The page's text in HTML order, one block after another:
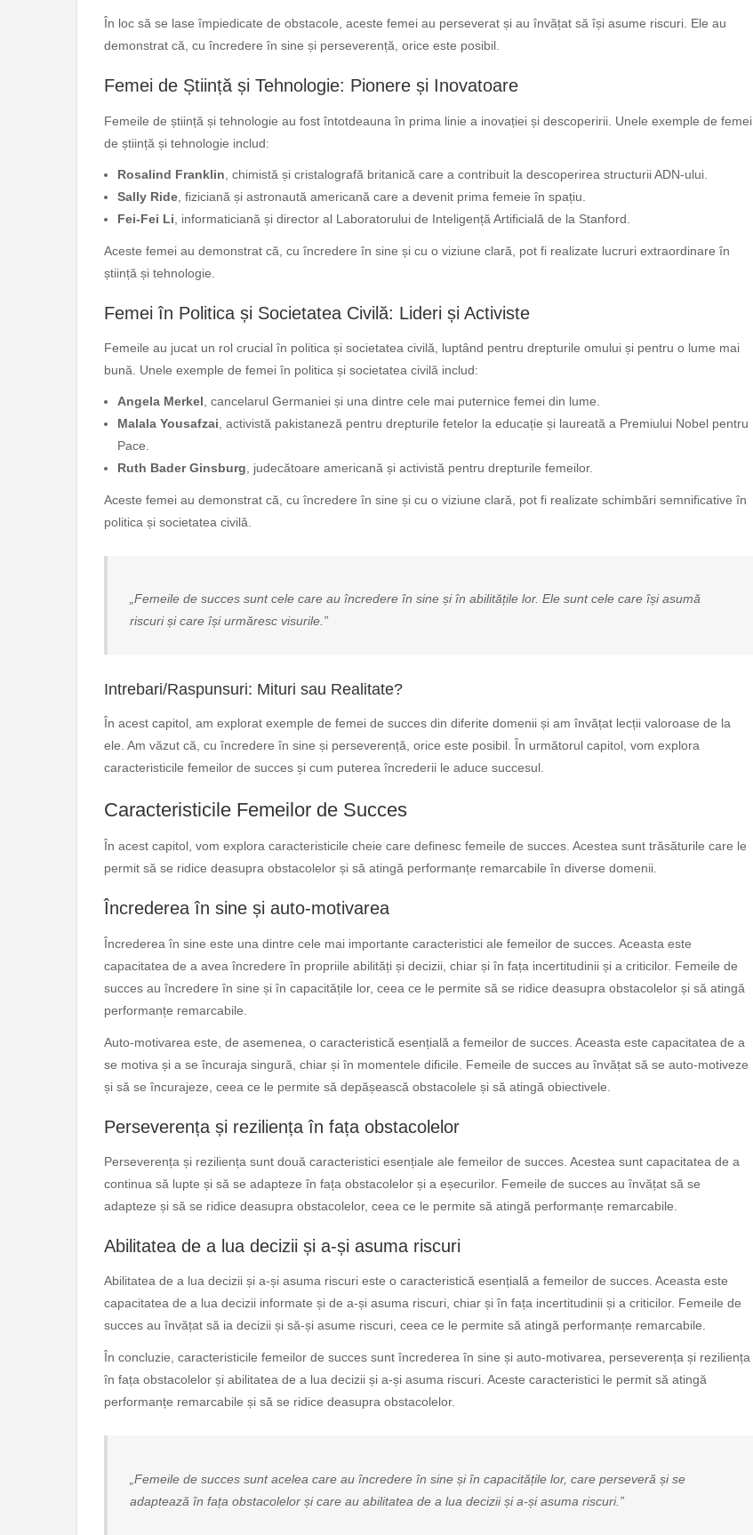
În loc să se lase împiedicate de obstacole, aceste femei au perseverat și au învățat să își asume riscuri. Ele au
demonstrat că, cu încredere în sine și perseverență, orice este posibil.
Femei de Știință și Tehnologie: Pionere și Inovatoare
Femeile de știință și tehnologie au fost întotdeauna în prima linie a inovației și descoperirii. Unele exemple de femei
de știință și tehnologie includ:
Rosalind Franklin , chimistă și cristalografă britanică care a contribuit la descoperirea structurii ADN-ului.
Sally Ride , fiziciană și astronaută americană care a devenit prima femeie în spațiu.
Fei-Fei Li , informaticiană și director al Laboratorului de Inteligență Artificială de la Stanford.
Aceste femei au demonstrat că, cu încredere în sine și cu o viziune clară, pot fi realizate lucruri extraordinare în
știință și tehnologie.
Femei în Politica și Societatea Civilă: Lideri și Activiste
Femeile au jucat un rol crucial în politica și societatea civilă, luptând pentru drepturile omului și pentru o lume mai
bună. Unele exemple de femei în politica și societatea civilă includ:
Angela Merkel , cancelarul Germaniei și una dintre cele mai puternice femei din lume.
Malala Yousafzai , activistă pakistaneză pentru drepturile fetelor la educație și laureată a Premiului Nobel pentru
Pace.
Ruth Bader Ginsburg , judecătoare americană și activistă pentru drepturile femeilor.
Aceste femei au demonstrat că, cu încredere în sine și cu o viziune clară, pot fi realizate schimbări semnificative în
politica și societatea civilă.
„Femeile de succes sunt cele care au încredere în sine și în abilitățile lor. Ele sunt cele care își asumă
riscuri și care își urmăresc visurile.”
Intrebari/Raspunsuri: Mituri sau Realitate?
În acest capitol, am explorat exemple de femei de succes din diferite domenii și am învățat lecții valoroase de la
ele. Am văzut că, cu încredere în sine și perseverență, orice este posibil. În următorul capitol, vom explora
caracteristicile femeilor de succes și cum puterea încrederii le aduce succesul.
Caracteristicile Femeilor de Succes
În acest capitol, vom explora caracteristicile cheie care definesc femeile de succes. Acestea sunt trăsăturile care le
permit să se ridice deasupra obstacolelor și să atingă performanțe remarcabile în diverse domenii.
Încrederea în sine și auto-motivarea
Încrederea în sine este una dintre cele mai importante caracteristici ale femeilor de succes. Aceasta este
capacitatea de a avea încredere în propriile abilități și decizii, chiar și în fața incertitudinii și a criticilor. Femeile de
succes au încredere în sine și în capacitățile lor, ceea ce le permite să se ridice deasupra obstacolelor și să atingă
performanțe remarcabile.
Auto-motivarea este, de asemenea, o caracteristică esențială a femeilor de succes. Aceasta este capacitatea de a
se motiva și a se încuraja singură, chiar și în momentele dificile. Femeile de succes au învățat să se auto-motiveze
și să se încurajeze, ceea ce le permite să depășească obstacolele și să atingă obiectivele.
Perseverența și reziliența în fața obstacolelor
Perseverența și reziliența sunt două caracteristici esențiale ale femeilor de succes. Acestea sunt capacitatea de a
continua să lupte și să se adapteze în fața obstacolelor și a eșecurilor. Femeile de succes au învățat să se
adapteze și să se ridice deasupra obstacolelor, ceea ce le permite să atingă performanțe remarcabile.
Abilitatea de a lua decizii și a-și asuma riscuri
Abilitatea de a lua decizii și a-și asuma riscuri este o caracteristică esențială a femeilor de succes. Aceasta este
capacitatea de a lua decizii informate și de a-și asuma riscuri, chiar și în fața incertitudinii și a criticilor. Femeile de
succes au învățat să ia decizii și să-și asume riscuri, ceea ce le permite să atingă performanțe remarcabile.
În concluzie, caracteristicile femeilor de succes sunt încrederea în sine și auto-motivarea, perseverența și reziliența
în fața obstacolelor și abilitatea de a lua decizii și a-și asuma riscuri. Aceste caracteristici le permit să atingă
performanțe remarcabile și să se ridice deasupra obstacolelor.
„Femeile de succes sunt acelea care au încredere în sine și în capacitățile lor, care perseveră și se
adaptează în fața obstacolelor și care au abilitatea de a lua decizii și a-și asuma riscuri.”